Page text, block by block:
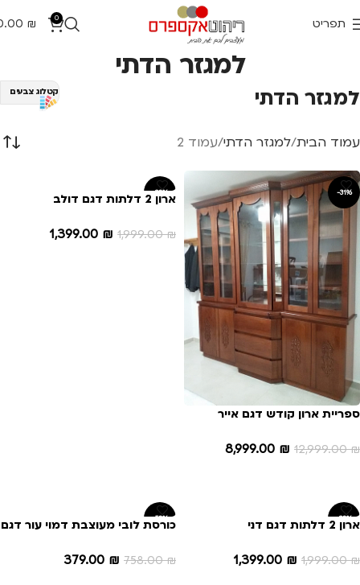
תפריט 0
₪
למגזר הדתי
למגזר הדתי
עמוד הבית למגזר הדתי עמוד 2
-31%
ספריית ארון קודש דגם אייר
12,999.00₪
8,999.00 ₪
-30%
ארון 2 דלתות דגם דולב
1,999.00₪
1,399.00 ₪
-30%
ארון 2 דלתות דגם דני
1,999.00₪
1,399.00 ₪
-50%
כורסת לובי מעוצבת דמוי עור דגם
758.00₪
379.00 ₪
קטלוג צבעים